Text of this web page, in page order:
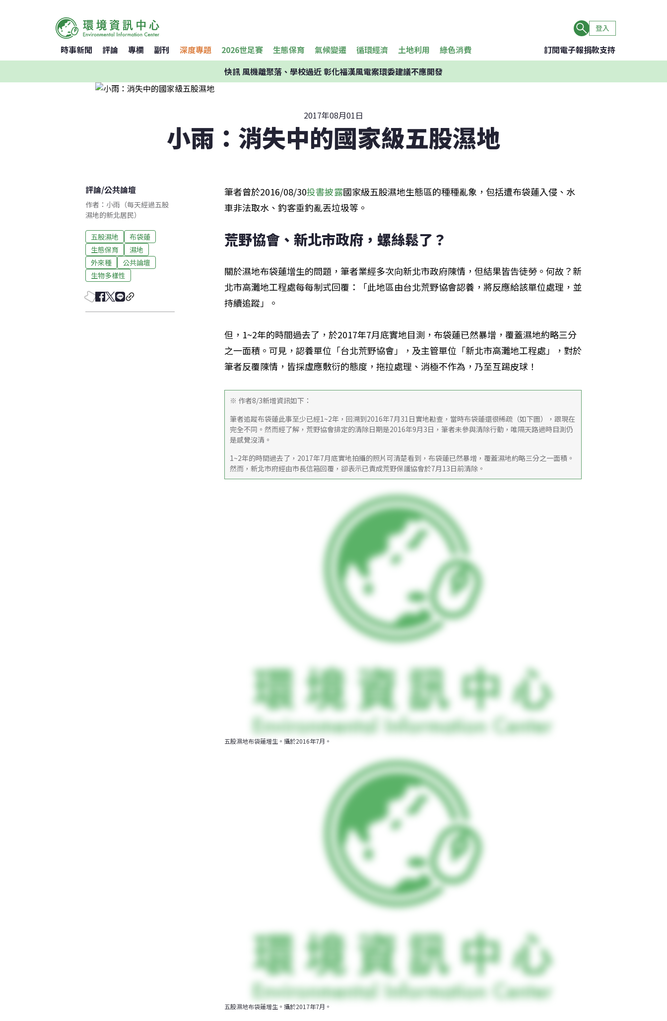
登入
時事新聞 評論 專欄 副刊 深度專題 2026世足賽 生態保育 氣候變遷 循環經濟 土地利用 綠色消費 訂閱電子報捐款支持
快訊風機離聚落、學校過近 彰化福漢風電案環委建議不應開發
2017年08月01日
小雨：消失中的國家級五股濕地
評論/公共論壇
作者：小雨（每天經過五股
濕地的新北居民）
五股濕地
布袋蓮
生態保育
濕地
外來種
公共論壇
生物多樣性
筆者曾於2016/08/30投書披露國家級五股濕地生態區的種種亂象，包括遭布袋蓮入侵、水
車非法取水、釣客垂釣亂丟垃圾等。
荒野協會、新北市政府，螺絲鬆了？
關於濕地布袋蓮增生的問題，筆者業經多次向新北市政府陳情，但結果皆告徒勞。何故？新
北市高灘地工程處每每制式回覆：「此地區由台北荒野協會認養，將反應給該單位處理，並
持續追蹤」。
但，1~2年的時間過去了，於2017年7月底實地目測，布袋蓮已然暴增，覆蓋濕地約略三分
之一面積。可見，認養單位「台北荒野協會」，及主管單位「新北市高灘地工程處」，對於
筆者反覆陳情，皆採虛應敷衍的態度，拖拉處理、消極不作為，乃至互踢皮球！
※ 作者8/3新增資訊如下：
筆者追蹤布袋蓮此事至少已經1~2年，回溯到2016年7月31日實地勘查，當時布袋蓮還很稀疏（如下圖），跟現在
完全不同。然而經了解，荒野協會排定的清除日期是2016年9月3日，筆者未參與清除行動，唯隔天路過時目測仍
是感覺沒清。
1~2年的時間過去了，2017年7月底實地拍攝的照片可清楚看到，布袋蓮已然暴增，覆蓋濕地約略三分之一面積。
然而，新北市府經由市長信箱回覆，卻表示已責成荒野保護協會於7月13日前清除。
五股濕地布袋蓮增生。攝於2016年7月。
五股濕地布袋蓮增生。攝於2017年7月。